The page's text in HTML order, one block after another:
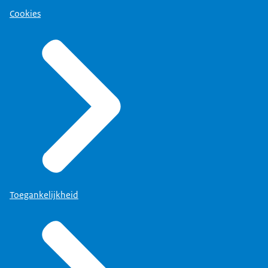
Cookies
Toegankelijkheid